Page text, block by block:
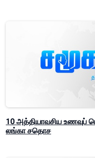
10 அத்தியாவசிய உணவுப்
லங்கா சதொச